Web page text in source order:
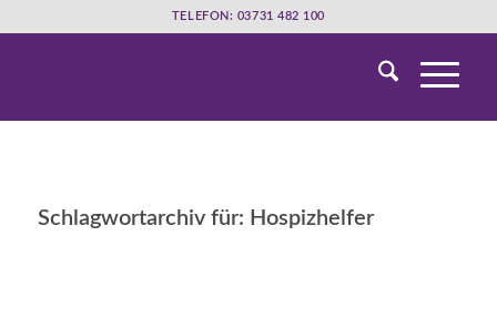
TELEFON: 03731 482 100
Schlagwortarchiv für: Hospizhelfer